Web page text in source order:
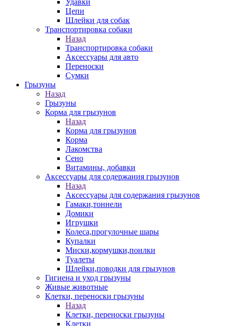
Удавки
Цепи
Шлейки для собак
Транспортировка собаки
Назад
Транспортировка собаки
Аксессуары для авто
Переноски
Сумки
Грызуны
Назад
Грызуны
Корма для грызунов
Назад
Корма для грызунов
Корма
Лакомства
Сено
Витамины, добавки
Аксессуары для содержания грызунов
Назад
Аксессуары для содержания грызунов
Гамаки,тоннели
Домики
Игрушки
Колеса,прогулочные шары
Купалки
Миски,кормушки,поилки
Туалеты
Шлейки,поводки для грызунов
Гигиена и уход грызуны
Живые животные
Клетки, переноски грызуны
Назад
Клетки, переноски грызуны
Клетки